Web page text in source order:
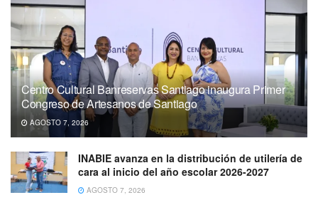
Centro Cultural Banreservas Santiago inaugura Primer
Congreso de Artesanos de Santiago
AGOSTO 7, 2026
INABIE avanza en la distribución de utilería de
cara al inicio del año escolar 2026-2027
AGOSTO 7, 2026